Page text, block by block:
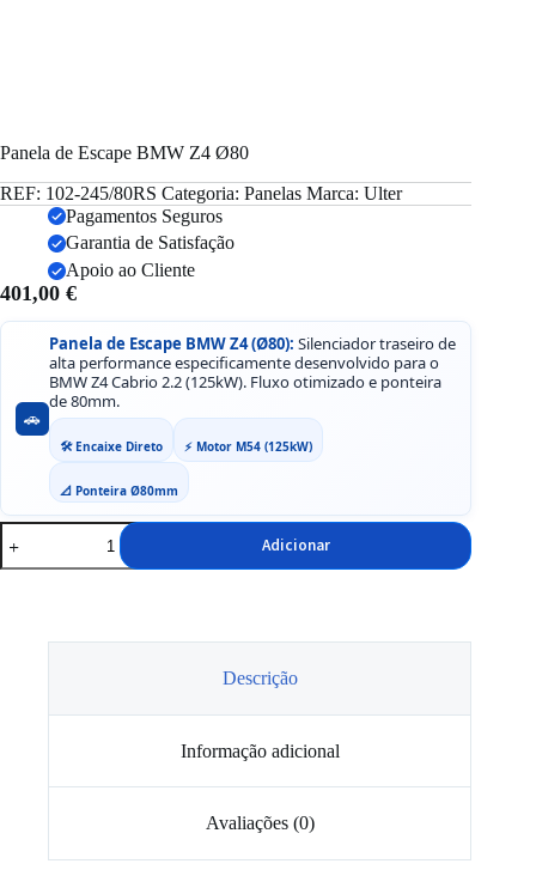
Panela de Escape BMW Z4 Ø80
REF: 102-245/80RS Categoria: Panelas Marca: Ulter
Pagamentos Seguros
Garantia de Satisfação
Apoio ao Cliente
401,00 €
🚗
Panela de Escape BMW Z4 (Ø80): Silenciador traseiro de
alta performance especificamente desenvolvido para o
BMW Z4 Cabrio 2.2 (125kW). Fluxo otimizado e ponteira
de 80mm.
🛠️ Encaixe Direto ⚡ Motor M54 (125kW)
📐 Ponteira Ø80mm
Quantidade
de
Panela
Adicionar
Descrição
Informação adicional
Avaliações (0)